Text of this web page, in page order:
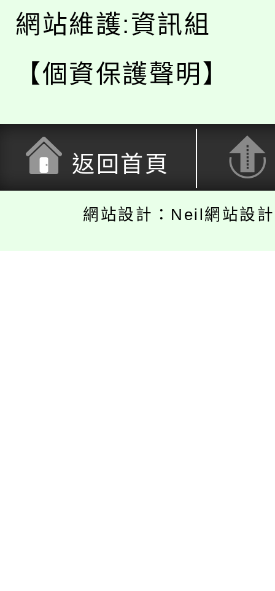
網站維護:資訊組
【個資保護聲明】
返回首頁
網站設計：Neil網站設